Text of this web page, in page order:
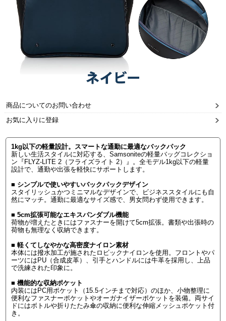
商品についてのお問い合わせ
お気に入りに登録
1kg以下の軽量設計。スマートな通勤に最適なバックパック
新しい生活スタイルに対応する、Samsoniteの軽量バッグコレクショ
ン『FLYZ-LITE 2（フライズライト 2）』。全モデル1kg以下の軽量
設計で、通勤や出張を軽快にサポートします。
■ シンプルで使いやすいバックパックデザイン
スタイリッシュかつミニマルなデザインで、ビジネススタイルにも自
然にマッチ。通勤に最適なサイズ感で、男女問わず使用できます。
■ 5cm拡張可能なエキスパンダブル機能
荷物が増えたときにはファスナーを開けて5cm拡張。書類や出張時の
荷物も無理なく収納できます。
■ 軽くてしなやかな高密度ナイロン素材
本体には撥水加工が施されたロビックナイロンを使用。フロントやパ
ーツにはPU（合成皮革）、引手とハンドルには牛革を採用し、上品
で洗練された印象に。
■ 機能的な収納ポケット
内装にはPC用ポケット（15.5インチまで対応）のほか、小物整理に
便利なファスナーポケットやオーガナイザーポケットを装備。両サイ
ドにはボトルや折りたたみ傘の収納に便利な伸縮メッシュポケット付
き。